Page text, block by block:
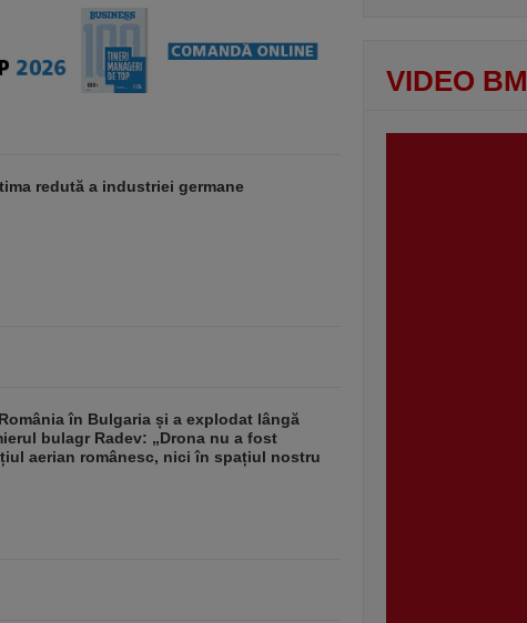
redută a industriei germane
în Bulgaria și a explodat lângă
bulagr Radev: „Drona nu a fost
aerian românesc, nici în spațiul nostru
VIDEO BM